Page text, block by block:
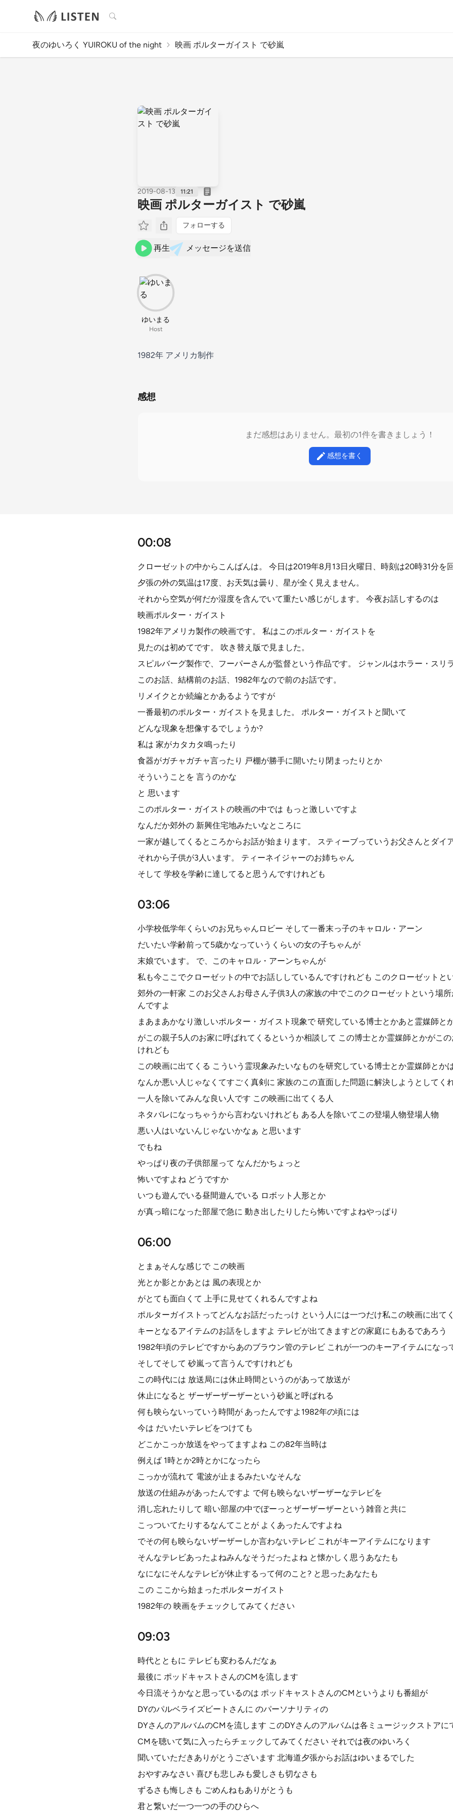
検索
夜のゆいろく YUIROKU of the night 映画 ポルターガイスト で砂嵐
2019-08-13 11:21
映画 ポルターガイスト で砂嵐
フォローする
再生 メッセージを送信
ゆいまる
Host
1982年 アメリカ制作
感想
まだ感想はありません。最初の1件を書きましょう！
感想を書く
00:08
クローゼットの中からこんばんは。 今日は2019年8月13日火曜日、時刻は20時31分を
夕張の外の気温は17度、お天気は曇り、星が全く見えません。
それから空気が何だか湿度を含んでいて重たい感じがします。 今夜お話しするのは
映画ポルター・ガイスト
1982年アメリカ製作の映画です。 私はこのポルター・ガイストを
見たのは初めてです。 吹き替え版で見ました。
スピルバーグ製作で、フーパーさんが監督という作品です。 ジャンルはホラー・スリラ
このお話、結構前のお話、1982年なので前のお話です。
リメイクとか続編とかあるようですが
一番最初のポルター・ガイストを見ました。 ポルター・ガイストと聞いて
どんな現象を想像するでしょうか?
私は 家がカタカタ鳴ったり
食器がガチャガチャ言ったり 戸棚が勝手に開いたり閉まったりとか
そういうことを 言うのかな
と 思います
このポルター・ガイストの映画の中では もっと激しいですよ
なんだか郊外の 新興住宅地みたいなところに
一家が越してくるところからお話が始まります。 スティーブっていうお父さんとダイ
それから子供が3人います。 ティーネイジャーのお姉ちゃん
そして 学校を学齢に達してると思うんですけれども
03:06
小学校低学年くらいのお兄ちゃんロビー そして一番末っ子のキャロル・アーン
だいたい学齢前って5歳かなっていうくらいの女の子ちゃんが
末娘でいます。 で、このキャロル・アーンちゃんが
私も今ここでクローゼットの中でお話ししているんですけれども このクローゼットと
郊外の一軒家 このお父さんお母さん子供3人の家族の中でこのクローゼットという場
んですよ
まあまあかなり激しいポルター・ガイスト現象で 研究している博士とかあと霊媒師と
がこの親子5人のお家に呼ばれてくるというか相談して この博士とか霊媒師とかがこ
けれども
この映画に出てくる こういう霊現象みたいなものを研究している博士とか霊媒師とか
なんか悪い人じゃなくてすごく真剣に 家族のこの直面した問題に解決しようとしてく
一人を除いてみんな良い人です この映画に出てくる人
ネタバレになっちゃうから言わないけれども ある人を除いてこの登場人物登場人物
悪い人はいないんじゃないかなぁ と思います
でもね
やっぱり夜の子供部屋って なんだかちょっと
怖いですよね どうですか
いつも遊んでいる昼間遊んでいる ロボット人形とか
が真っ暗になった部屋で急に 動き出したりしたら怖いですよねやっぱり
06:00
とまぁそんな感じで この映画
光とか影とかあとは 風の表現とか
がとても面白くて 上手に見せてくれるんですよね
ポルターガイストってどんなお話だったっけ という人には一つだけ私この映画に出て
キーとなるアイテムのお話をしますよ テレビが出てきますどの家庭にもあるであろう
1982年頃のテレビですからあのブラウン管のテレビ これが一つのキーアイテムになっ
そしてそして 砂嵐って言うんですけれども
この時代には 放送局には休止時間というのがあって放送が
休止になると ザーザーザーザーという砂嵐と呼ばれる
何も映らないっていう時間が あったんですよ1982年の頃には
今は だいたいテレビをつけても
どこかこっか放送をやってますよね この82年当時は
例えば 1時とか2時とかになったら
こっかが流れて 電波が止まるみたいなそんな
放送の仕組みがあったんですよ で何も映らないザーザーなテレビを
消し忘れたりして 暗い部屋の中でぼーっとザーザーザーという雑音と共に
こっついてたりするなんてことが よくあったんですよね
でその何も映らないザーザーしか言わないテレビ これがキーアイテムになります
そんなテレビあったよねみんなそうだったよね と懐かしく思うあなたも
なになにそんなテレビが休止するって何のこと? と思ったあなたも
この ここから始まったポルターガイスト
1982年の 映画をチェックしてみてください
09:03
時代とともに テレビも変わるんだなぁ
最後に ポッドキャストさんのCMを流します
今日流そうかなと思っているのは ポッドキャストさんのCMというよりも番組が
DYのパルベライズビートさんに のパーソナリティの
DYさんのアルバムのCMを流します このDYさんのアルバムは各ミュージックストアに
CMを聴いて気に入ったらチェックしてみてください それでは夜のゆいろく
聞いていただきありがとうございます 北海道夕張からお話はゆいまるでした
おやすみなさい 喜びも悲しみも愛しさも切なさも
ずるさも悔しさも ごめんねもありがとうも
君と繋いだ一つ一つの手のひらへ